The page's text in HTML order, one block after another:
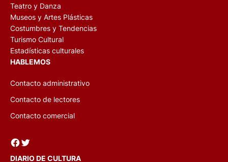
Teatro y Danza
Museos y Artes Plásticas
Costumbres y Tendencias
Turismo Cultural
Estadísticas culturales
HABLEMOS
Contacto administrativo
Contacto de lectores
Contacto comercial
Facebook Twitter
DIARIO DE CULTURA